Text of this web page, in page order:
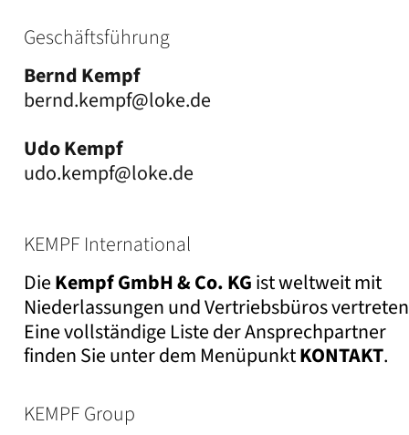
Geschäftsführung
Bernd Kempf
bernd.kempf@loke.de
Udo Kempf
udo.kempf@loke.de
KEMPF International
KEMPF Group
Die Kempf GmbH & Co. KG ist weltweit mit
Niederlassungen und Vertriebsbüros
Eine vollständige Liste der Ansprechpartner
finden Sie unter dem Menüpunkt KONTAKT.